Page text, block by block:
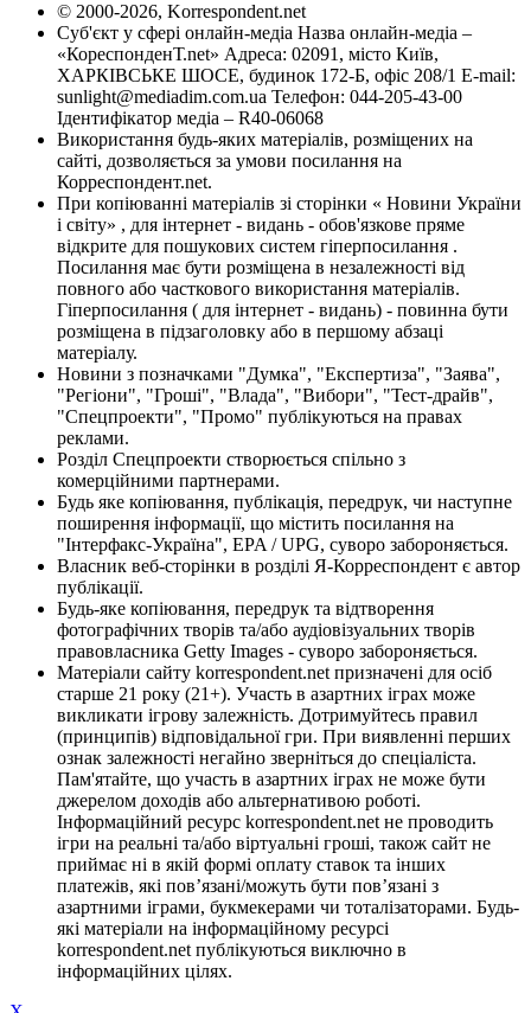
© 2000-2026, Korrespondent.net
Суб'єкт у сфері онлайн-медіа Назва онлайн-медіа –
«КореспонденТ.net» Адреса: 02091, місто Київ,
ХАРКІВСЬКЕ ШОСЕ, будинок 172-Б, офіс 208/1 E-mail:
sunlight@mediadim.com.ua Телефон: 044-205-43-00
Ідентифікатор медіа – R40-06068
Використання будь-яких матеріалів, розміщених на
сайті, дозволяється за умови посилання на
Корреспондент.net.
При копіюванні матеріалів зі сторінки « Новини України
і світу» , для інтернет - видань - обов'язкове пряме
відкрите для пошукових систем гіперпосилання .
Посилання має бути розміщена в незалежності від
повного або часткового використання матеріалів.
Гіперпосилання ( для інтернет - видань) - повинна бути
розміщена в підзаголовку або в першому абзаці
матеріалу.
Новини з позначками "Думка", "Експертиза", "Заява",
"Регіони", "Гроші", "Влада", "Вибори", "Тест-драйв",
"Спецпроекти", "Промо" публікуються на правах
реклами.
Розділ Спецпроекти створюється спільно з
комерційними партнерами.
Будь яке копіювання, публікація, передрук, чи наступне
поширення інформації, що містить посилання на
"Інтерфакс-Україна", EPA / UPG, суворо забороняється.
Власник веб-сторінки в розділі Я-Корреспондент є автор
публікації.
Будь-яке копіювання, передрук та відтворення
фотографічних творів та/або аудіовізуальних творів
правовласника Getty Images - суворо забороняється.
Матеріали сайту korrespondent.net призначені для осіб
старше 21 року (21+). Участь в азартних іграх може
викликати ігрову залежність. Дотримуйтесь правил
(принципів) відповідальної гри. При виявленні перших
ознак залежності негайно зверніться до спеціаліста.
Пам'ятайте, що участь в азартних іграх не може бути
джерелом доходів або альтернативою роботі.
Інформаційний ресурс korrespondent.net не проводить
ігри на реальні та/або віртуальні гроші, також сайт не
приймає ні в якій формі оплату ставок та інших
платежів, які пов’язані/можуть бути пов’язані з
азартними іграми, букмекерами чи тоталізаторами. Будь-
які матеріали на інформаційному ресурсі
korrespondent.net публікуються виключно в
інформаційних цілях.